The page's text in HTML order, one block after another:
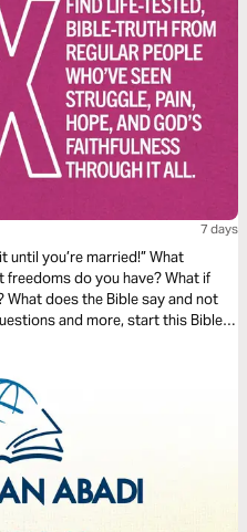
7 days
until you’re married!” What
freedoms do you have? What if
What does the Bible say and not
and more, start this Bible